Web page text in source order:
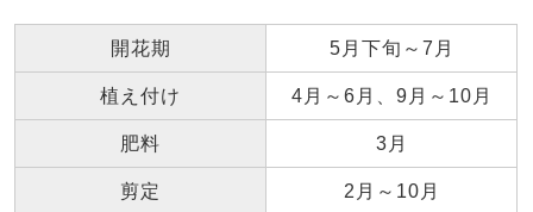
開花期 5月下旬～7月
植え付け 4月～6月、9月～10月
肥料 3月
剪定 2月～10月